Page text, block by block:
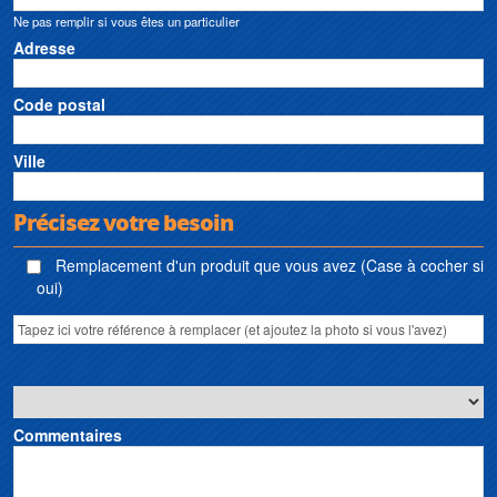
Ne pas remplir si vous êtes un particulier
Adresse
Code postal
Ville
Précisez votre besoin
Remplacement d'un produit que vous avez (Case à cocher si
oui)
Commentaires